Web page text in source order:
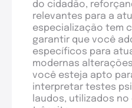
do cidadão,
relevantes para a
especialização tem
garantir que você
específicos para
modernas
você esteja apto
interpretar testes
laudos, utilizados